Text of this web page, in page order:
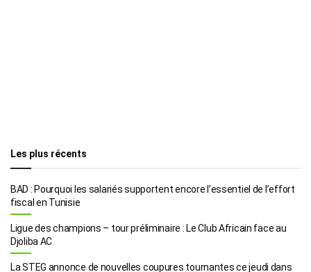
Les plus récents
BAD : Pourquoi les salariés supportent encore l’essentiel de l’effort
fiscal en Tunisie
Ligue des champions – tour préliminaire : Le Club Africain face au
Djoliba AC
La STEG annonce de nouvelles coupures tournantes ce jeudi dans